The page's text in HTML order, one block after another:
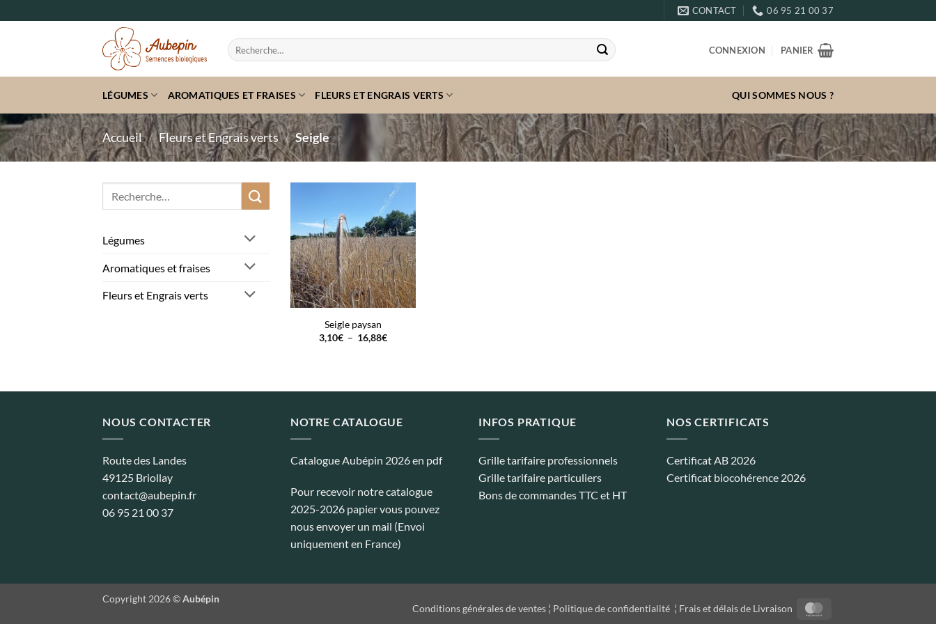
au
CONTACT 06 95 21 00 37
Recherche
pour :
CONNEXION PANIER
LÉGUMES AROMATIQUES ET FRAISES FLEURS ET ENGRAIS VERTS QUI SOMMES NOUS ?
Accueil / Fleurs et Engrais verts / Seigle
Légumes
Aromatiques et fraises
Fleurs et Engrais verts
Seigle paysan
3,10€ – 16,88€Plage
NOUS CONTACTER
Route des Landes
49125 Briollay
contact@aubepin.fr
06 95 21 00 37
NOTRE CATALOGUE
Catalogue Aubépin 2026 en pdf
Pour recevoir notre catalogue
2025-2026 papier vous pouvez
nous envoyer un mail (Envoi
uniquement en France)
INFOS PRATIQUE
Grille tarifaire professionnels
Grille tarifaire particuliers
Bons de commandes TTC et HT
NOS CERTIFICATS
Certificat AB 2026
Certificat biocohérence 2026
Conditions générales de ventes ¦ Politique de confidentialité ¦ Frais et délais de Livraison
Copyright 2026 ©Aubépin